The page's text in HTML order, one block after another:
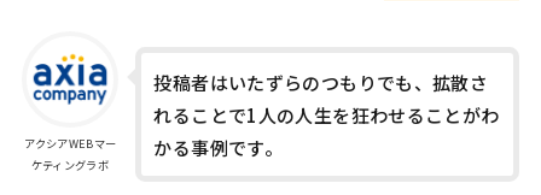
アクシアWEBマー
ケティングラボ
投稿者はいたずらのつもりでも、拡散さ
れることで1人の人生を狂わせることがわ
かる事例です。